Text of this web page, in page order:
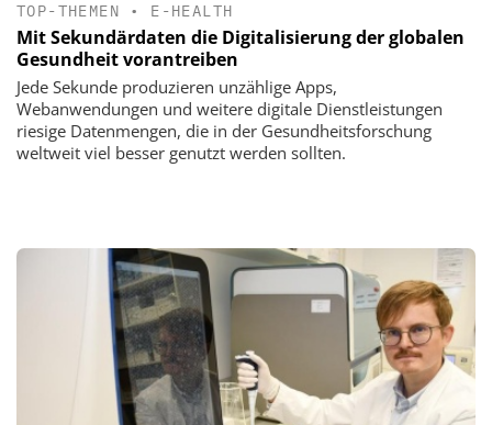
TOP-THEMEN • E-HEALTH
Mit Sekundärdaten die Digitalisierung der globalen
Gesundheit vorantreiben
Jede Sekunde produzieren unzählige Apps,
Webanwendungen und weitere digitale Dienstleistungen
riesige Datenmengen, die in der Gesundheitsforschung
weltweit viel besser genutzt werden sollten.